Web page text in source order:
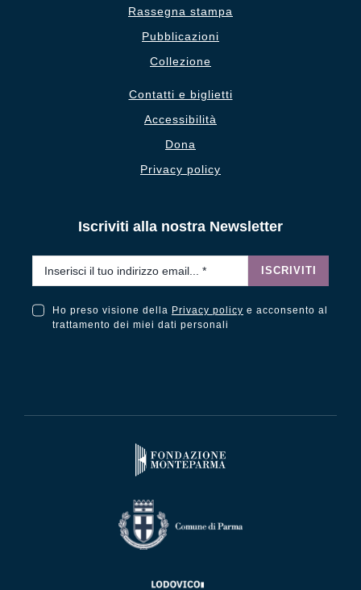
Rassegna stampa
Pubblicazioni
Collezione
Contatti e biglietti
Accessibilità
Dona
Privacy policy
Iscriviti alla nostra Newsletter
ISCRIVITI
Ho preso visione della Privacy policy e acconsento al
trattamento dei miei dati personali